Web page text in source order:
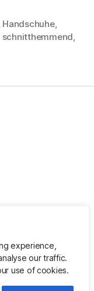
experience,
our traffic.
use of cookies.
Handschuhe,
schnitthemmend
Nach oben